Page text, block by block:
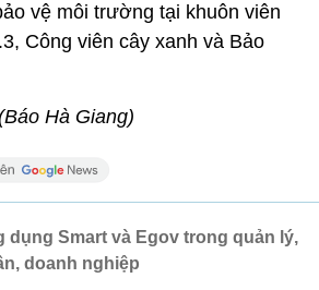
vệ môi trường tại khuôn viên
Công viên cây xanh và Bảo
Hà Giang)
dụng Smart và Egov trong quản lý,
doanh nghiệp